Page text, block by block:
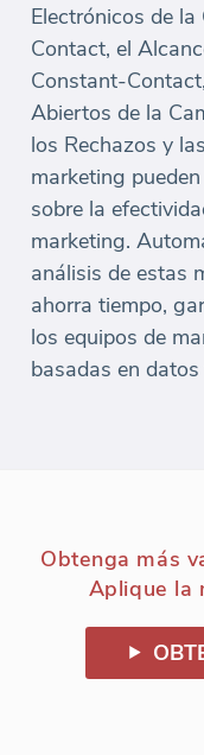
Electrónicos de
Contact, el
Constant-
Abiertos de la
los Rechazos y
marketing
sobre la
marketing.
análisis de estas
ahorra tiempo,
los equipos de
basadas en
Obtenga más
Aplique la